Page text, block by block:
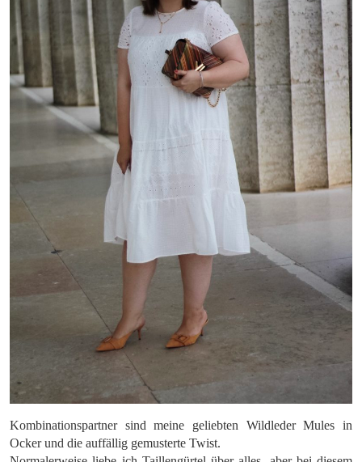
Kombinationspartner sind meine geliebten Wildleder Mules in
Ocker und die auffällig gemusterte Twist.